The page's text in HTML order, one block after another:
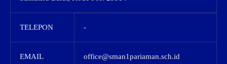
TELEPON -
EMAIL office@sman1pariaman.sch.id